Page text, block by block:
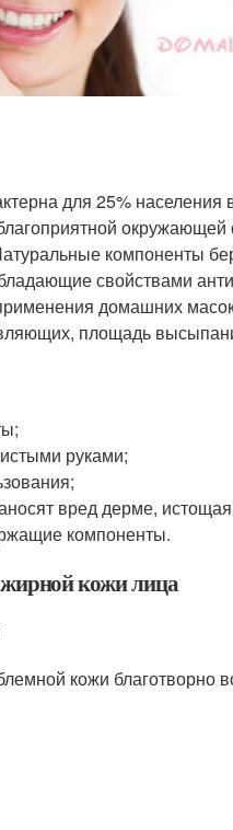
для 25% населения
компоненты
свойствами
домашних
площадь
руками;
вред дерме,
компоненты.
кожи лица
кожи благотворно